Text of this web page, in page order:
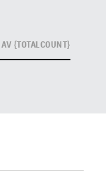
{TOTALCOUNT}